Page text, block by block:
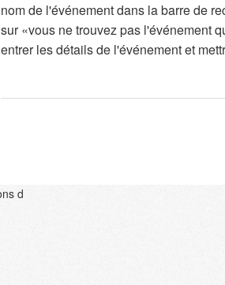
nom de l'événement dans la barre de
sur «vous ne trouvez pas l'événement
entrer les détails de l'événement et